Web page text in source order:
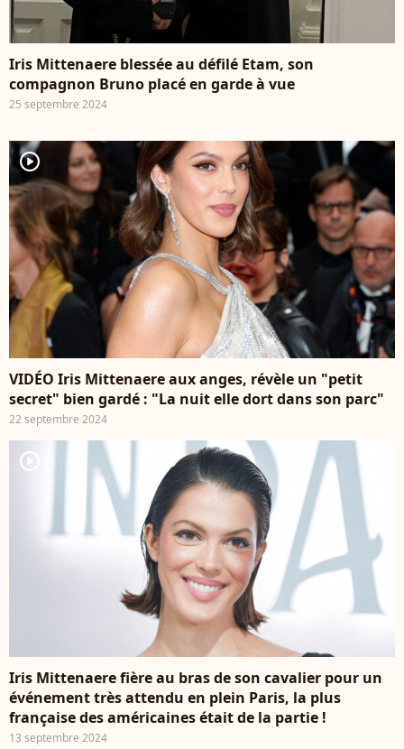
Iris Mittenaere blessée au défilé Etam, son
compagnon Bruno placé en garde à vue
25 septembre 2024
player2
VIDÉO Iris Mittenaere aux anges, révèle un "petit
secret" bien gardé : "La nuit elle dort dans son parc"
22 septembre 2024
player2
Iris Mittenaere fière au bras de son cavalier pour un
événement très attendu en plein Paris, la plus
française des américaines était de la partie !
13 septembre 2024